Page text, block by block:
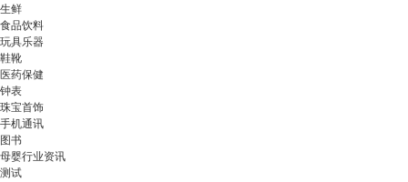
生鲜
食品饮料
玩具乐器
鞋靴
医药保健
钟表
珠宝首饰
手机通讯
图书
母婴行业资讯
测试